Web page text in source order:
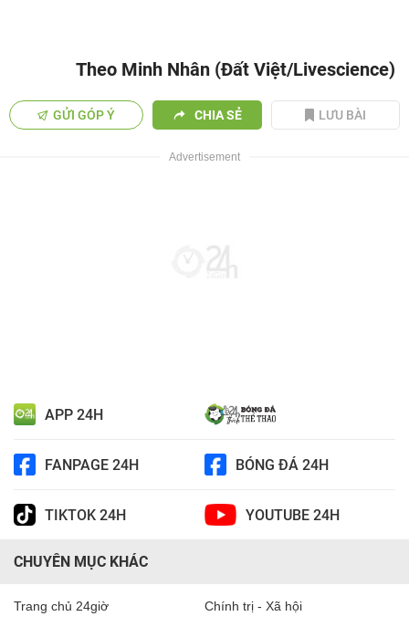
Theo Minh Nhân (Đất Việt/Livescience)
GỬI GÓP Ý CHIA SẺ LƯU BÀI
APP 24H
FANPAGE 24H BÓNG ĐÁ 24H
TIKTOK 24H YOUTUBE 24H
CHUYÊN MỤC KHÁC
Trang chủ 24giờ Chính trị - Xã hội